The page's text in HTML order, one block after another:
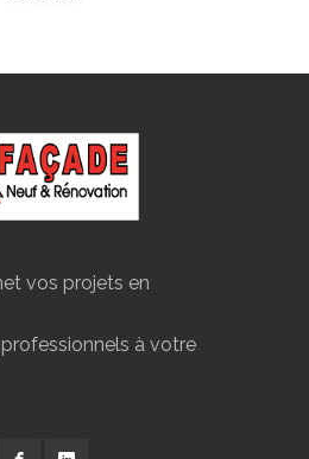
vos projets en
à votre